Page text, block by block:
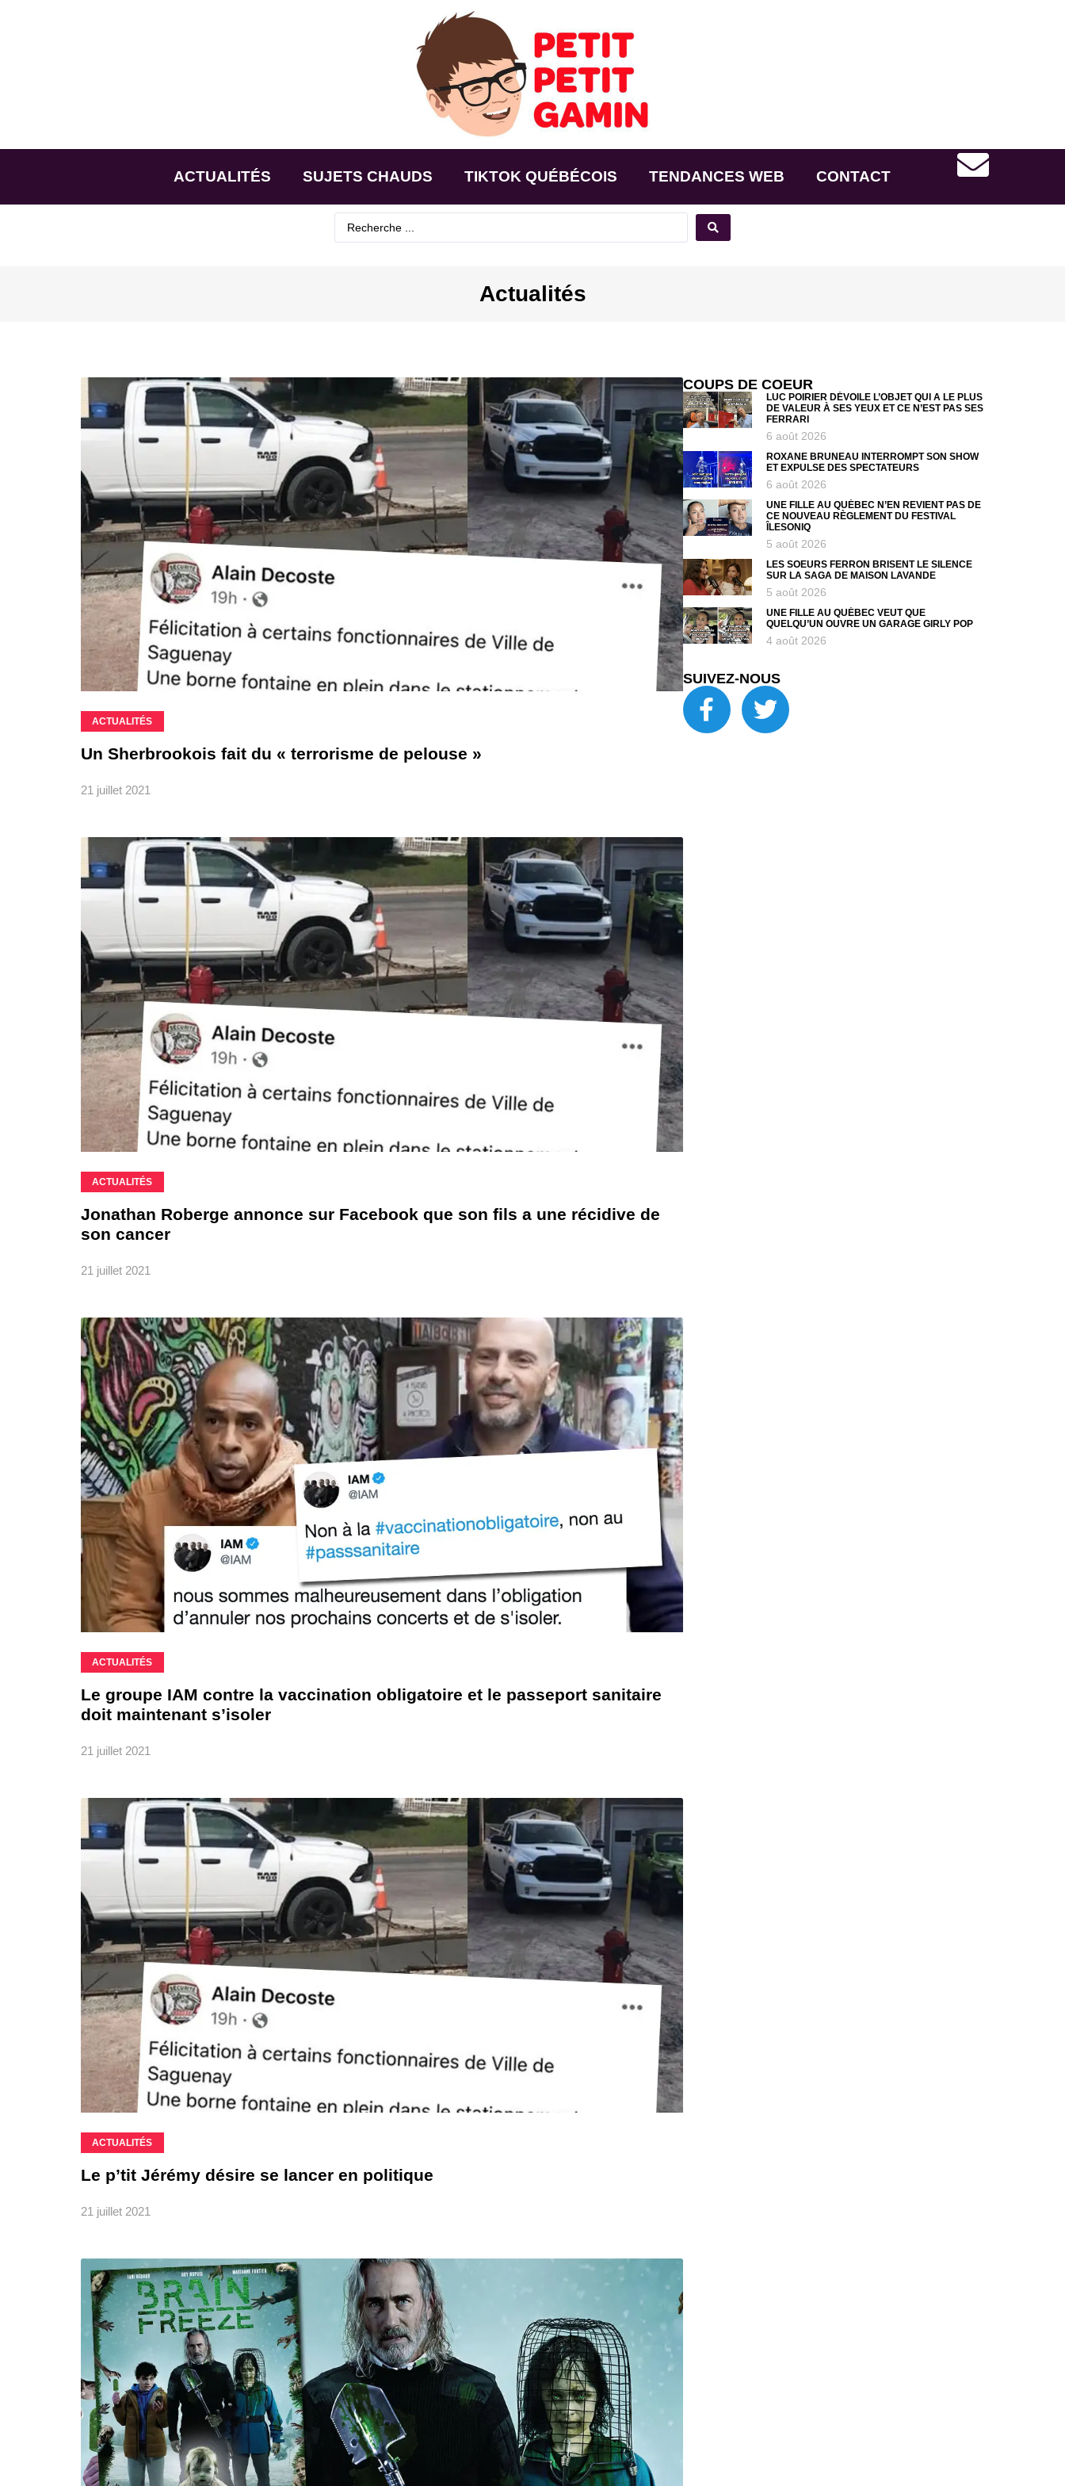
ACTUALITÉS SUJETS CHAUDS TIKTOK QUÉBÉCOIS TENDANCES WEB CONTACT
Actualités
ACTUALITÉS
Un Sherbrookois fait du « terrorisme de pelouse »
21 juillet 2021
ACTUALITÉS
Jonathan Roberge annonce sur Facebook que son fils a une récidive de
son cancer
21 juillet 2021
ACTUALITÉS
Le groupe IAM contre la vaccination obligatoire et le passeport sanitaire
doit maintenant s’isoler
21 juillet 2021
ACTUALITÉS
Le p’tit Jérémy désire se lancer en politique
21 juillet 2021
COUPS DE COEUR
LUC POIRIER DÉVOILE L’OBJET QUI A LE PLUS
DE VALEUR À SES YEUX ET CE N’EST PAS SES
FERRARI
6 août 2026
ROXANE BRUNEAU INTERROMPT SON SHOW
ET EXPULSE DES SPECTATEURS
6 août 2026
UNE FILLE AU QUÉBEC N’EN REVIENT PAS DE
CE NOUVEAU RÈGLEMENT DU FESTIVAL
ÎLESONIQ
5 août 2026
LES SOEURS FERRON BRISENT LE SILENCE
SUR LA SAGA DE MAISON LAVANDE
5 août 2026
UNE FILLE AU QUÉBEC VEUT QUE
QUELQU’UN OUVRE UN GARAGE GIRLY POP
4 août 2026
SUIVEZ-NOUS